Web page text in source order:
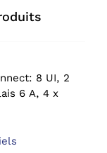
8 UI, 2
6 A, 4 x